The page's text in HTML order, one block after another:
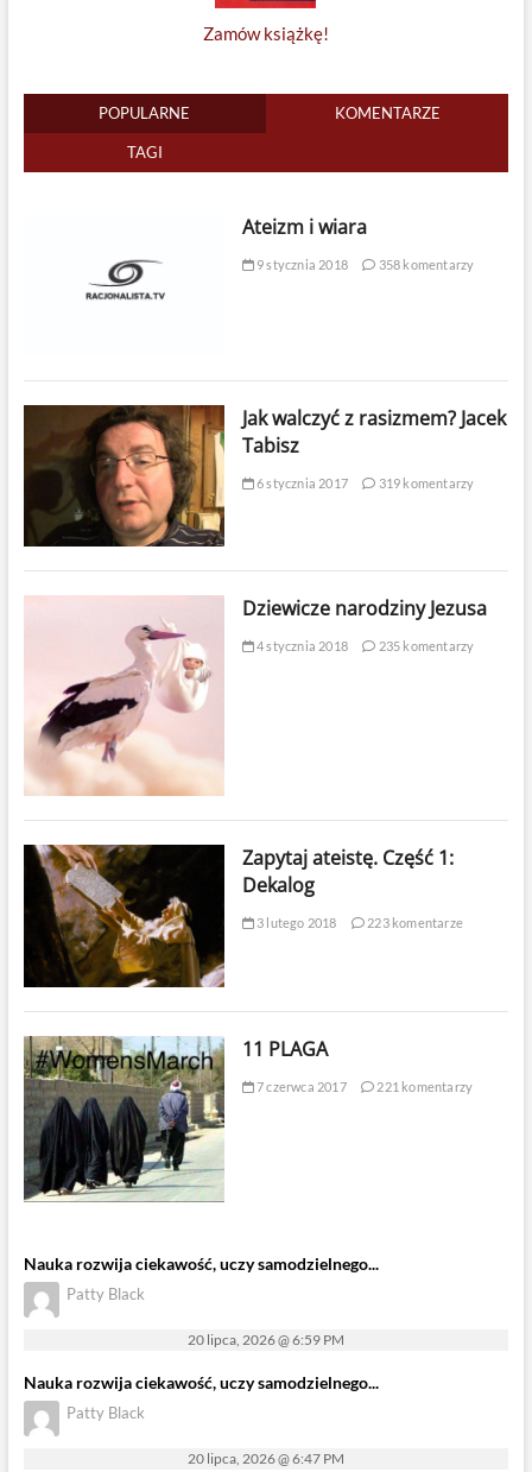
Zamów książkę!
POPULARNE KOMENTARZE
TAGI
Ateizm i wiara
9 stycznia 2018 358 komentarzy
Jak walczyć z rasizmem? Jacek
Tabisz
6 stycznia 2017 319 komentarzy
Dziewicze narodziny Jezusa
4 stycznia 2018 235 komentarzy
Zapytaj ateistę. Część 1:
Dekalog
3 lutego 2018 223 komentarze
11 PLAGA
7 czerwca 2017 221 komentarzy
Nauka rozwija ciekawość, uczy samodzielnego...
Patty Black
20 lipca, 2026 @ 6:59 PM
Nauka rozwija ciekawość, uczy samodzielnego...
Patty Black
20 lipca, 2026 @ 6:47 PM